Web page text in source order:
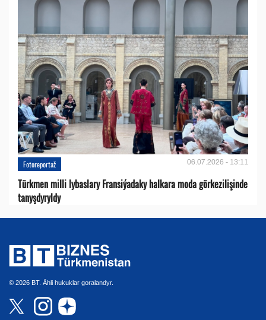
Fotoreportaž 06.07.2026 - 13:11
Türkmen milli lybaslary Fransiýadaky halkara moda görkezilişinde
tanyşdyryldy
© 2026 BT. Ähli hukuklar goralandyr.